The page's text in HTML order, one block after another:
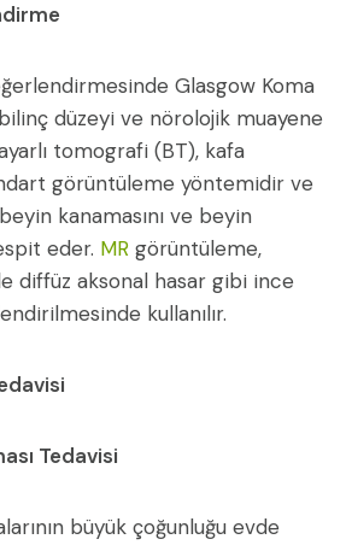
Glasgow Koma
bilinç düzeyi ve nörolojik muayene
tomografi (BT), kafa
görüntüleme yöntemidir ve
beyin kanamasını ve beyin
eder. MR görüntüleme,
diffüz aksonal hasar gibi ince
kullanılır.
Tedavisi
büyük çoğunluğu evde